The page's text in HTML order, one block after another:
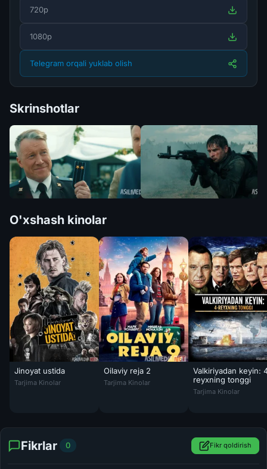
720p
1080p
Telegram orqali yuklab olish
Skrinshotlar
O'xshash kinolar
Jinoyat ustida
Jinoyat ustida / O'girlikda tutilib 2025 Uzbek tilida O'zbekcha tarjima
Tarjima Kinolar
Oilaviy reja 2
Oilaviy reja 2 / Oila rejasi 2 2025 Uzbek
Tarjima Kinolar
Valkiriyadan keyin:
reyxning tonggi
Valkiriyadan keyin:
Tarjima Kinolar
Fikrlar 0 Fikr qoldirish